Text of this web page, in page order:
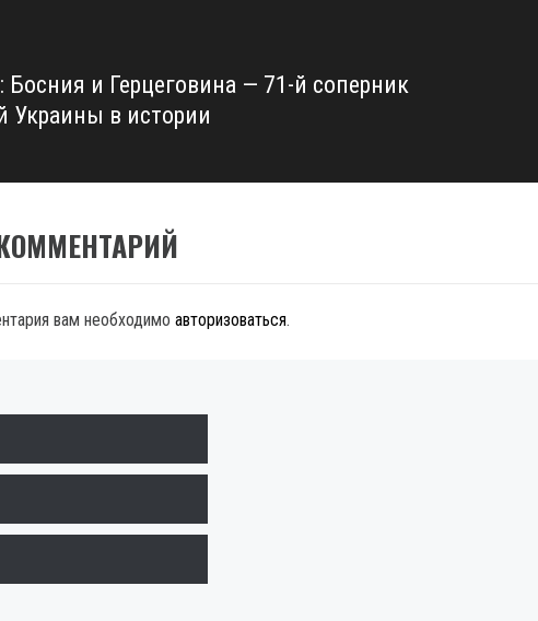
Босния и Герцеговина — 71-й соперник
Украины в истории
вам необходимо авторизоваться.